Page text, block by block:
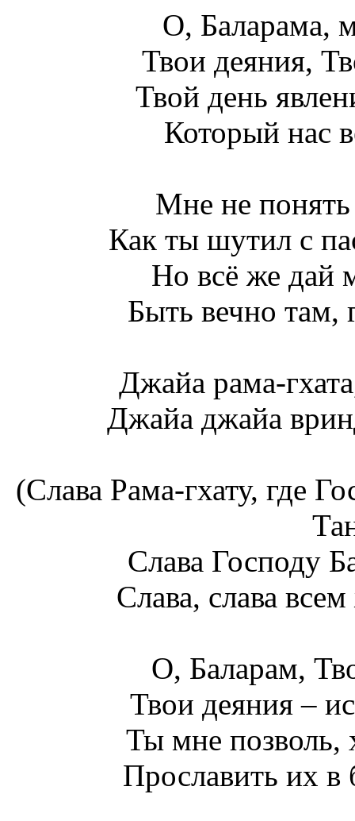
О, Баларама,
Твои деяния,
Твой день
Который нас
Мне не
Как ты шутил с
Но всё же дай
Быть вечно там,
Джайа рама-
Джайа джайа
(Слава Рама-гхату, где
Слава Господу
Слава, слава
О, Баларам,
Твои деяния –
Ты мне позволь,
Прославить их в